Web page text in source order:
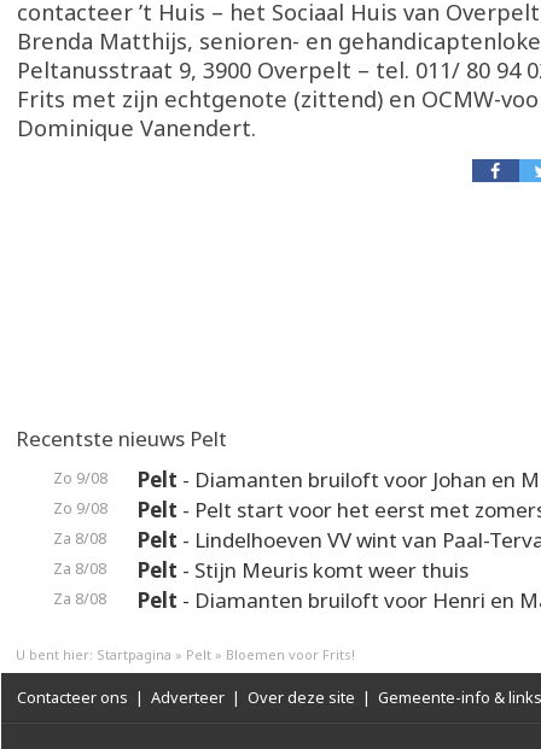
contacteer ’t Huis – het Sociaal Huis van
Brenda Matthijs, senioren- en
Peltanusstraat 9, 3900 Overpelt – tel. 011/ 80 94
Frits met zijn echtgenote (zittend) en OCMW-
Dominique Vanendert.
Recentste nieuws Pelt
Zo 9/08 Pelt - Diamanten bruiloft voor Johan en
Zo 9/08 Pelt - Pelt start voor het eerst met
Za 8/08 Pelt - Lindelhoeven VV wint van Paal-
Za 8/08 Pelt - Stijn Meuris komt weer thuis
Za 8/08 Pelt - Diamanten bruiloft voor Henri en
U bent hier: Startpagina » Pelt » Bloemen voor Frits!
Contacteer ons | Adverteer | Over deze site | Gemeente-info & links